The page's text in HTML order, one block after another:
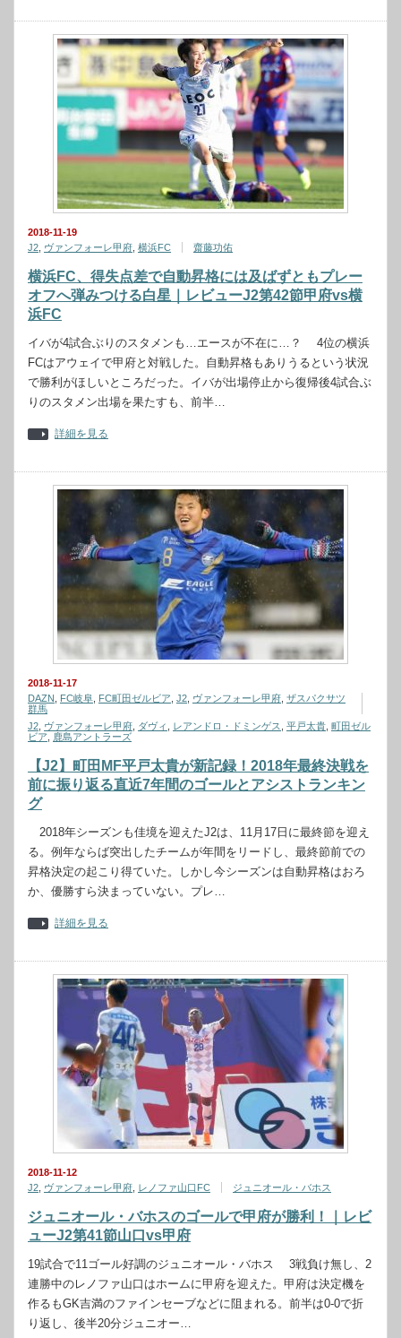
2018-11-19
J2 ヴァンフォーレ甲府 横浜FC 齋藤功佑
横浜FC、得失点差で自動昇格には及ばずともプレー
オフへ弾みつける白星｜レビューJ2第42節甲府vs横
浜FC
イバが4試合ぶりのスタメンも…エースが不在に…？ 4位の横浜
FCはアウェイで甲府と対戦した。自動昇格もありうるという状況
で勝利がほしいところだった。イバが出場停止から復帰後4試合ぶ
りのスタメン出場を果たすも、前半…
詳細を見る
2018-11-17
DAZN
FC岐阜 FC町田ゼルビア J2 ヴァンフォーレ甲府 ザスパクサツ
群馬
J2 ヴァンフォーレ甲府 ダヴィ レアンドロ・ドミンゲス 平戸太貴 町田ゼル
ビア
鹿島アントラーズ
【J2】町田MF平戸太貴が新記録！2018年最終決戦を
前に振り返る直近7年間のゴールとアシストランキン
グ
2018年シーズンも佳境を迎えたJ2は、11月17日に最終節を迎え
る。例年ならば突出したチームが年間をリードし、最終節前での
昇格決定の起こり得ていた。しかし今シーズンは自動昇格はおろ
か、優勝すら決まっていない。プレ…
詳細を見る
2018-11-12
J2 ヴァンフォーレ甲府 レノファ山口FC ジュニオール・バホス
ジュニオール・バホスのゴールで甲府が勝利！｜レビ
ューJ2第41節山口vs甲府
19試合で11ゴール好調のジュニオール・バホス 3戦負け無し、2
連勝中のレノファ山口はホームに甲府を迎えた。甲府は決定機を
作るもGK吉満のファインセーブなどに阻まれる。前半は0-0で折
り返し、後半20分ジュニオー…